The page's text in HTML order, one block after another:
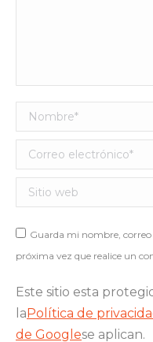
Nombre *
Correo electrónico *
Sitio web
Guarda mi nombre,
próxima vez que realice un
Este sitio esta
laPolítica de
de Googlese aplican.